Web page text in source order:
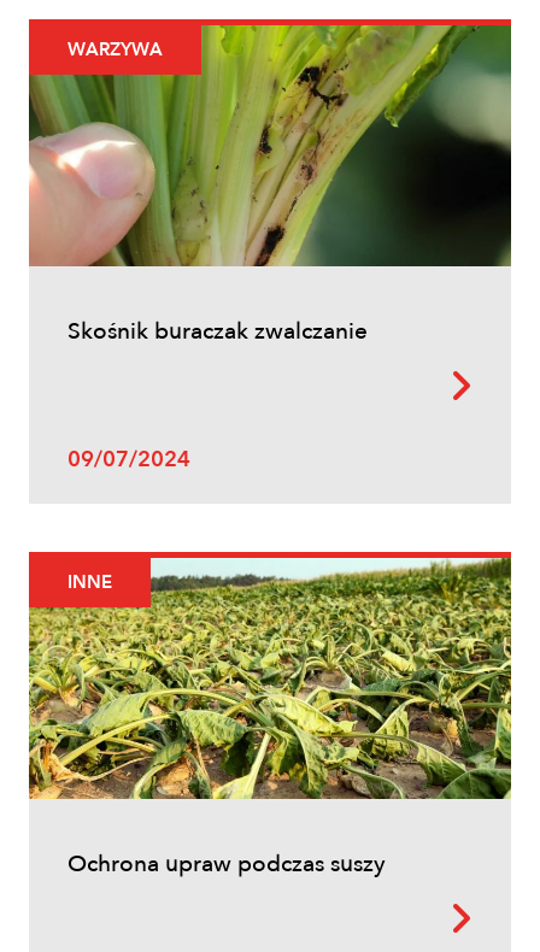
WARZYWA
Skośnik buraczak zwalczanie
09/07/2024
INNE
Ochrona upraw podczas suszy